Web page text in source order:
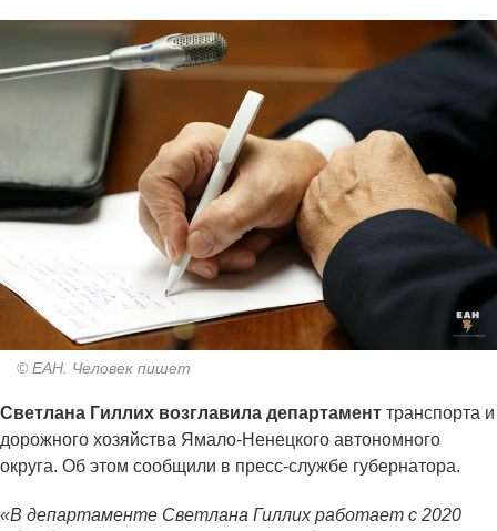
© ЕАН. Человек пишет
Светлана Гиллих возглавила департамент транспорта и
дорожного хозяйства Ямало-Ненецкого автономного
округа. Об этом сообщили в пресс-службе губернатора.
«В департаменте Светлана Гиллих работает с 2020